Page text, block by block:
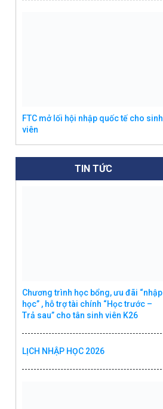
FTC mở lối hội nhập quốc tế cho sinh
viên
TIN TỨC
Chương trình học bổng, ưu đãi “nhập
học” , hỗ trợ tài chính “Học trước –
Trả sau” cho tân sinh viên K26
LỊCH NHẬP HỌC 2026